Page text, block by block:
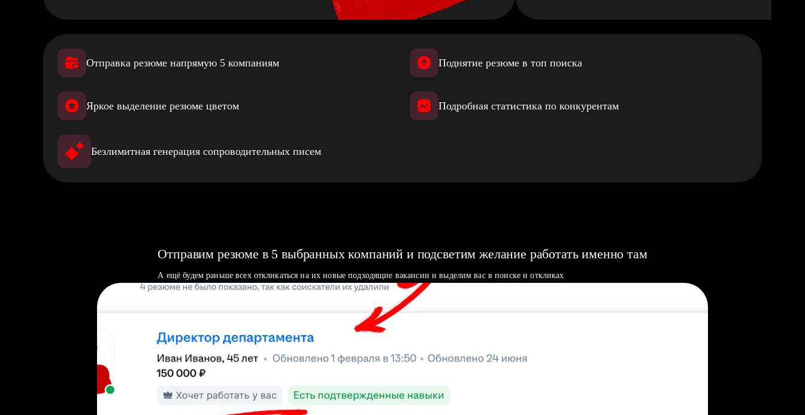
Отправка резюме напрямую 5 компаниям Поднятие резюме в топ поиска
Яркое выделение резюме цветом Подробная статистика по конкурентам
Безлимитная генерация сопроводительных писем
Отправим резюме в 5 выбранных компаний и подсветим желание работать именно там
А ещё будем раньше всех откликаться на их новые подходящие вакансии и выделим вас в поиске и откликах